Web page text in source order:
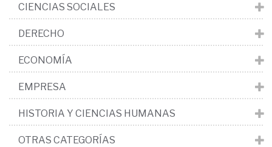
CIENCIAS SOCIALES
DERECHO
ECONOMÍA
EMPRESA
HISTORIA Y CIENCIAS HUMANAS
OTRAS CATEGORÍAS